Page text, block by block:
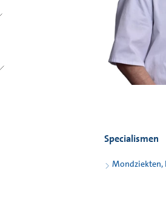
Specialismen
Mondziekten,